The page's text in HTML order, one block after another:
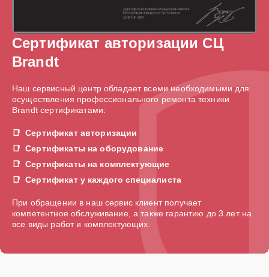
Сертификат авторизации СЦ
Brandt
Наш сервисный центр обладает всеми необходимыми для
осуществления профессионального ремонта техники
Brandt сертификатами:
Сертификат авторизации
Сертификаты на оборудование
Сертификаты на комплектующие
Сертификат у каждого специалиста
При обращении в наш сервис клиент получает
компетентное обслуживание, а также гарантию до 3 лет на
все виды работ и комплектующих.